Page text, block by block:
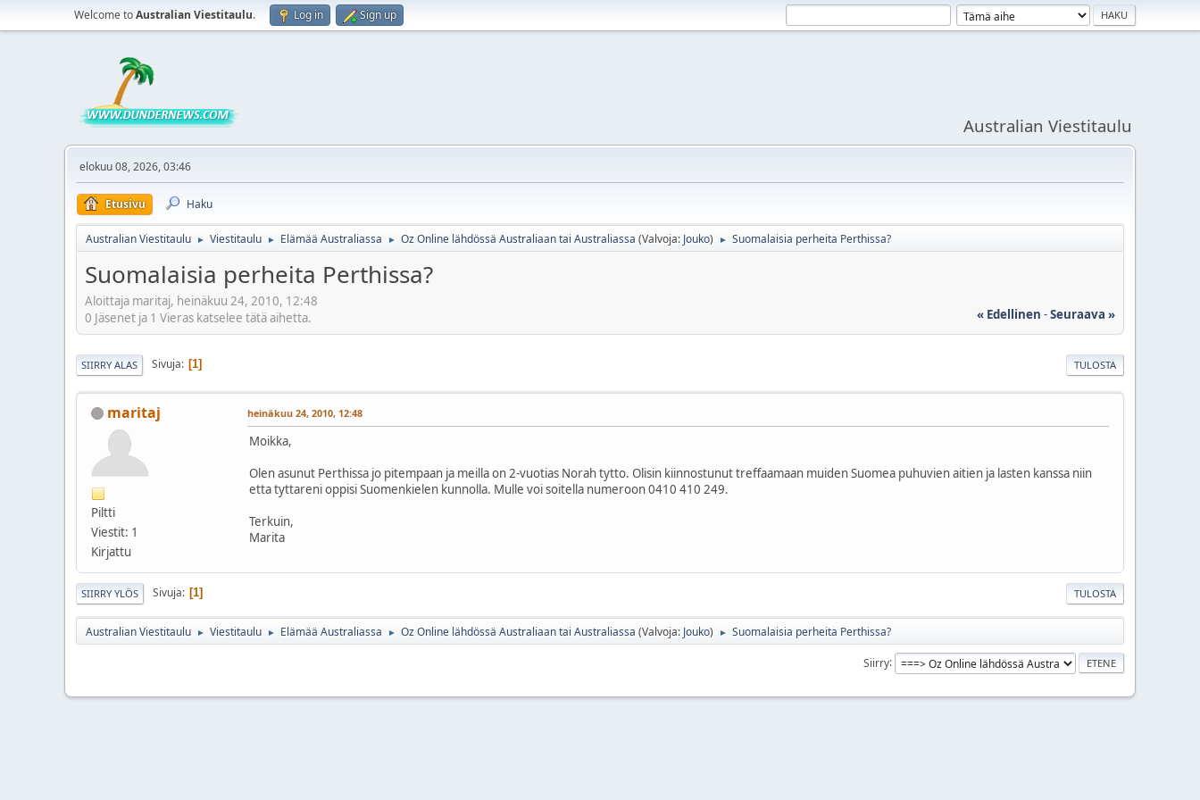
Welcome toAustralian Viestitaulu. Log in Sign up
Australian Viestitaulu
elokuu 08, 2026, 03:46
Etusivu Haku
Australian Viestitaulu ► Viestitaulu ► Elämää Australiassa ► Oz Online lähdössä Australiaan tai Australiassa (Valvoja: Jouko) ► Suomalaisia perheita Perthissa?
Suomalaisia perheita Perthissa?
Aloittaja maritaj, heinäkuu 24, 2010, 12:48
« Edellinen -Seuraava »
0 Jäsenet ja 1 Vieras katselee tätä aihetta.
TULOSTA
SIIRRY ALAS Sivuja 1
maritaj
Piltti
Viestit: 1
Kirjattu
heinäkuu 24, 2010, 12:48
Moikka,
Olen asunut Perthissa jo pitempaan ja meilla on 2-vuotias Norah tytto. Olisin kiinnostunut treffaamaan muiden Suomea puhuvien aitien ja lasten kanssa niin
etta tyttareni oppisi Suomenkielen kunnolla. Mulle voi soitella numeroon 0410 410 249.
Terkuin,
Marita
TULOSTA
SIIRRY YLÖS Sivuja 1
Australian Viestitaulu ► Viestitaulu ► Elämää Australiassa ► Oz Online lähdössä Australiaan tai Australiassa (Valvoja: Jouko) ► Suomalaisia perheita Perthissa?
Siirry